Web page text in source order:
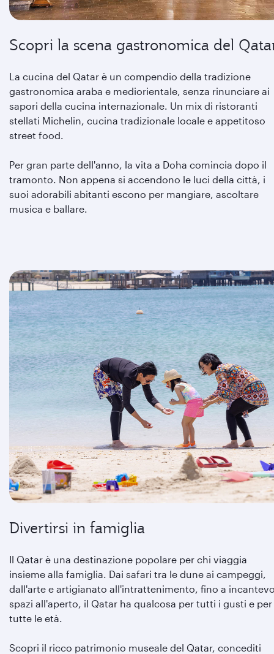
Scopri la scena gastronomica del
La cucina del Qatar è un compendio della tradizione
gastronomica araba e mediorientale, senza rinunciare ai
sapori della cucina internazionale. Un mix di ristoranti
stellati Michelin, cucina tradizionale locale e appetitoso
street food.
Per gran parte dell'anno, la vita a Doha comincia dopo il
tramonto. Non appena si accendono le luci della città, i
suoi adorabili abitanti escono per mangiare, ascoltare
musica e ballare.
Divertirsi in famiglia
Il Qatar è una destinazione popolare per chi viaggia
insieme alla famiglia. Dai safari tra le dune ai campeggi,
dall'arte e artigianato all'intrattenimento, fino a
spazi all'aperto, il Qatar ha qualcosa per tutti i gusti e per
tutte le età.
Scopri il ricco patrimonio museale del Qatar, concediti